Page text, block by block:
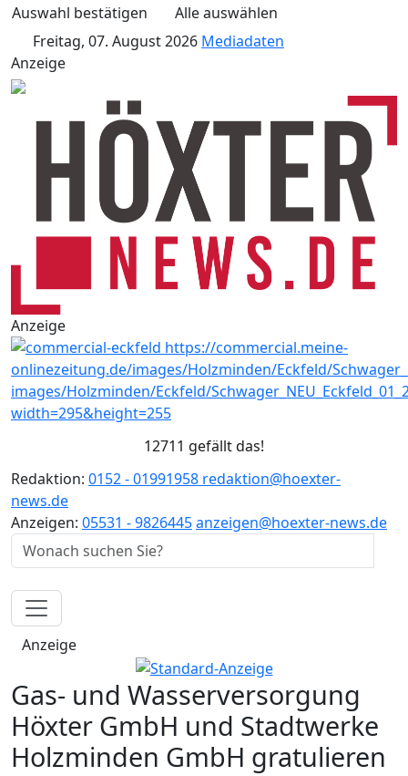
Auswahl bestätigen
Alle auswählen
Freitag, 07. August 2026 Mediadaten
Anzeige
Anzeige
12711 gefällt das!
Redaktion: 0152 - 01991958 redaktion@hoexter-
news.de
Anzeigen: 05531 - 9826445anzeigen@hoexter-news.de
Anzeige
Gas- und Wasserversorgung
Höxter GmbH und Stadtwerke
Holzminden GmbH gratulieren